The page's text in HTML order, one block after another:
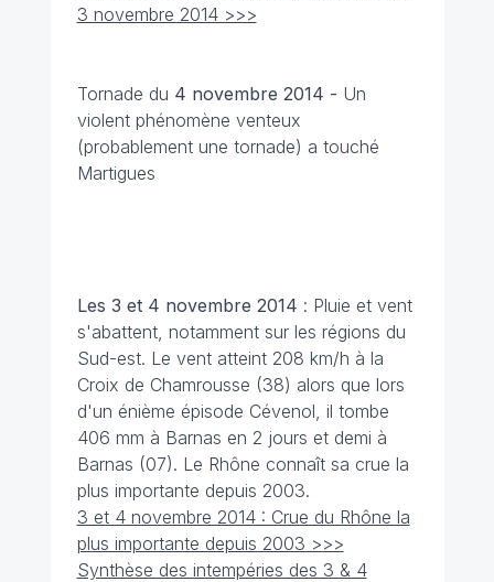
3 novembre 2014 >>>
Tornade du 4 novembre 2014 - Un
violent phénomène venteux
(probablement une tornade) a touché
Martigues
Les 3 et 4 novembre 2014 : Pluie et vent
s'abattent, notamment sur les régions du
Sud-est. Le vent atteint 208 km/h à la
Croix de Chamrousse (38) alors que lors
d'un énième épisode Cévenol, il tombe
406 mm à Barnas en 2 jours et demi à
Barnas (07). Le Rhône connaît sa crue la
plus importante depuis 2003.
3 et 4 novembre 2014 : Crue du Rhône la
plus importante depuis 2003 >>>
Synthèse des intempéries des 3 & 4